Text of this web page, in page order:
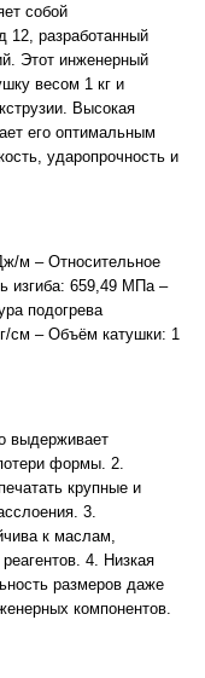
собой
12, разработанный
Этот инженерный
весом 1 кг и
Высокая
его оптимальным
ударопрочность и
м – Относительное
изгиба: 659,49 МПа –
подогрева
см – Объём катушки: 1
выдерживает
формы. 2.
крупные и
3.
к маслам,
4. Низкая
размеров даже
компонентов.